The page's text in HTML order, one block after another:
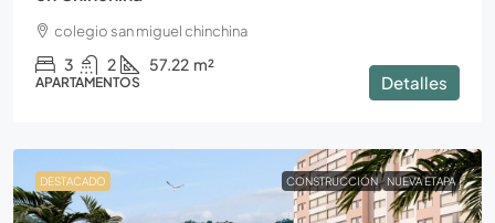
colegio san miguel chinchina
3 2 57.22 m²
APARTAMENTOS Detalles
DESTACADO CONSTRUCCIÓN NUEVA ETAPA